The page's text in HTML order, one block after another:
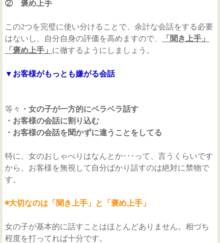
② 褒め上手
この2つを完璧に使い分けることで、余計な会話をする必要
はないし、自分自身の評価を高めますので、
「聞き上手」
「褒め上手」 に徹するようにしましょう。
▼お客様がもっとも嫌がる会話
等々 ・女の子が一方的にベラベラ話す
・お客様の会話に割り込む
・お客様の会話を聞かずに違うことをしてる
特に、女のおしゃべりはなんとか･･･って、言うくらいです
から、お客様を無視して自分ばかり話すのは絶対に禁物で
す。
◉大切なのは「聞き上手」と「褒め上手」
女の子が基本的に話すことはほとんどありません。相づち
程度を打ってれば十分です。